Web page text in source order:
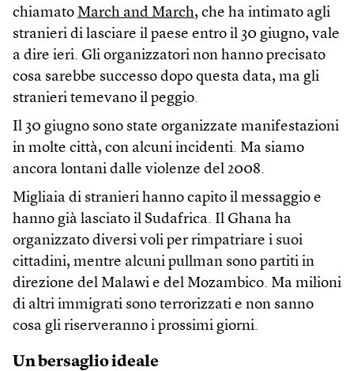
chiamato March and March, che ha intimato agli
stranieri di lasciare il paese entro il 30 giugno, vale
a dire ieri. Gli organizzatori non hanno precisato
cosa sarebbe successo dopo questa data, ma gli
stranieri temevano il peggio.
Il 30 giugno sono state organizzate manifestazioni
in molte città, con alcuni incidenti. Ma siamo
ancora lontani dalle violenze del 2008.
Migliaia di stranieri hanno capito il messaggio e
hanno già lasciato il Sudafrica. Il Ghana ha
organizzato diversi voli per rimpatriare i suoi
cittadini, mentre alcuni pullman sono partiti in
direzione del Malawi e del Mozambico. Ma milioni
di altri immigrati sono terrorizzati e non sanno
cosa gli riserveranno i prossimi giorni.
Un bersaglio ideale